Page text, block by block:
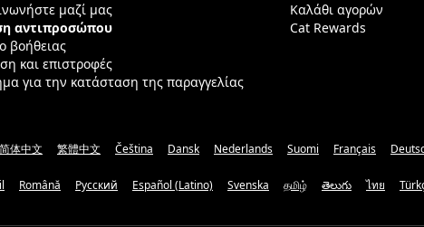
μαζί μας
αντιπροσώπου
βοήθειας
και επιστροφές
για την κατάσταση της παραγγελίας
Καλάθι αγορών
Cat Rewards
简体中文 繁體中文 Čeština Dansk Nederlands Suomi Français
Română Русский Español (Latino) Svenska தமிழ் తెలుగు ไทย